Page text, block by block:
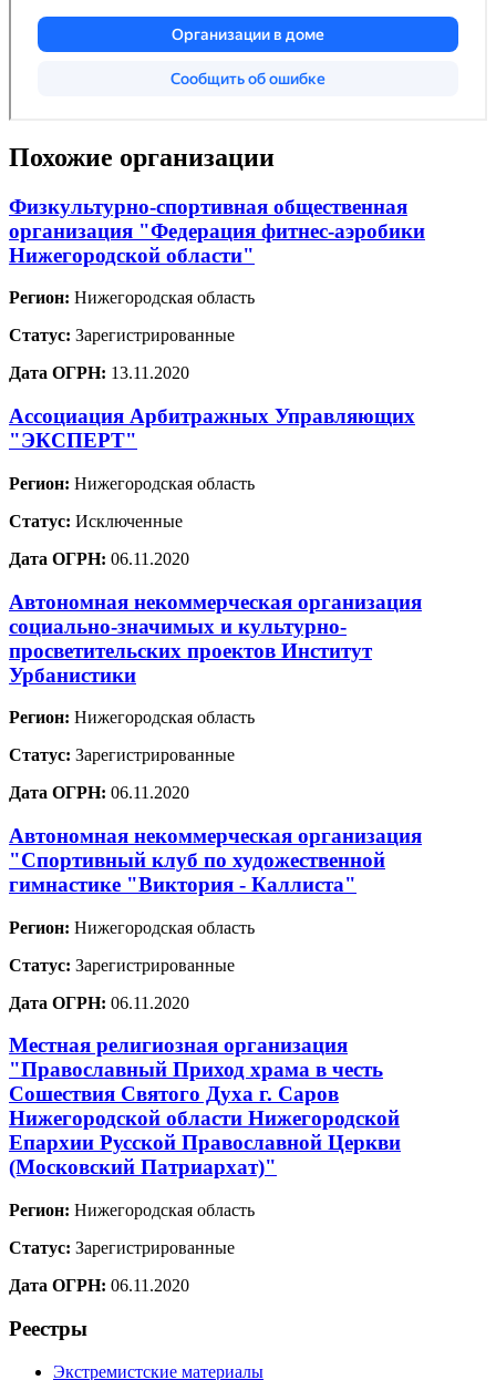
Похожие организации
Физкультурно-спортивная общественная
организация "Федерация фитнес-аэробики
Нижегородской области"
Регион: Нижегородская область
Статус: Зарегистрированные
Дата ОГРН: 13.11.2020
Ассоциация Арбитражных Управляющих
"ЭКСПЕРТ"
Регион: Нижегородская область
Статус: Исключенные
Дата ОГРН: 06.11.2020
Автономная некоммерческая организация
социально-значимых и культурно-
просветительских проектов Институт
Урбанистики
Регион: Нижегородская область
Статус: Зарегистрированные
Дата ОГРН: 06.11.2020
Автономная некоммерческая организация
"Спортивный клуб по художественной
гимнастике "Виктория - Каллиста"
Регион: Нижегородская область
Статус: Зарегистрированные
Дата ОГРН: 06.11.2020
Местная религиозная организация
"Православный Приход храма в честь
Сошествия Святого Духа г. Саров
Нижегородской области Нижегородской
Епархии Русской Православной Церкви
(Московский Патриархат)"
Регион: Нижегородская область
Статус: Зарегистрированные
Дата ОГРН: 06.11.2020
Реестры
Экстремистские материалы